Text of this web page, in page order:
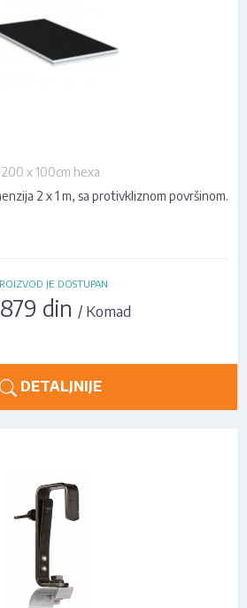
200 x 100cm hexa
2 x 1 m, sa protivkliznom površinom.
JE DOSTUPAN
din / Komad
DETALJNIJE